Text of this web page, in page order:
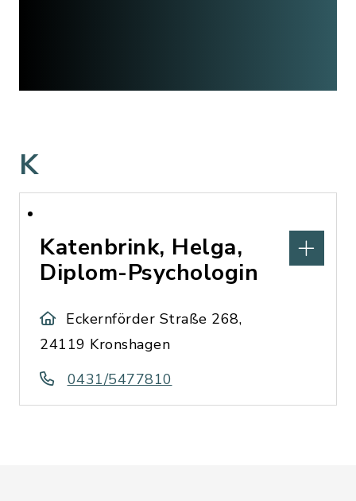
K
Katenbrink, Helga,
Diplom-Psychologin
Eckernförder Straße 268,
24119 Kronshagen
0431/5477810